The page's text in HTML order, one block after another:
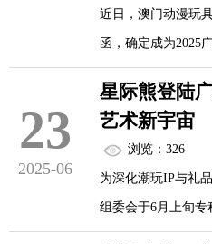
近日，澳门动漫玩
函，确定成为2025
会，广州国际文创
（以下简称“广州礼
23
2025-06
星际熊登陆
艺术新宇宙
浏览：326
为深化潮玩IP与礼
组委会于6月上旬
有限公司总部，与